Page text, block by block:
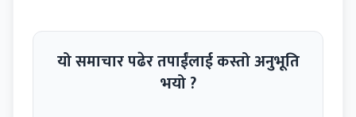
यो समाचार पढेर तपाईंलाई कस्तो अनुभूति
भयो ?